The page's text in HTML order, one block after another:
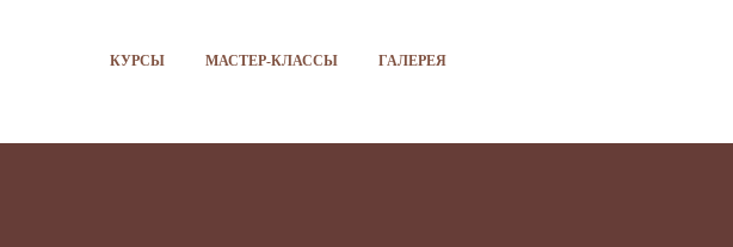
КУРСЫ МАСТЕР-КЛАССЫ ГАЛЕРЕЯ